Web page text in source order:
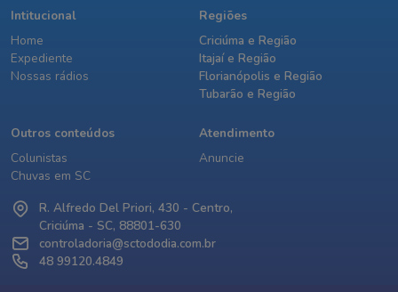
Intitucional
Home
Expediente
Nossas rádios
Regiões
Criciúma e Região
Itajaí e Região
Florianópolis e Região
Tubarão e Região
Outros conteúdos
Colunistas
Chuvas em SC
Atendimento
Anuncie
R. Alfredo Del Priori, 430 - Centro,
Criciúma - SC, 88801-630
controladoria@sctododia.com.br
48 99120.4849